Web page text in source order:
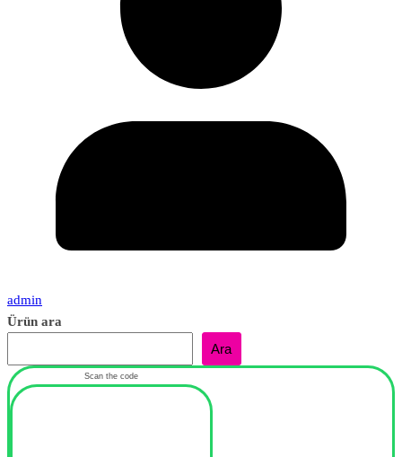
admin
Ürün ara
Ara
Scan the code